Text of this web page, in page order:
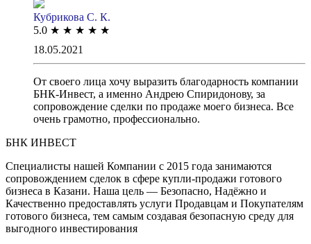
Кубрикова С. К.
5.0 ★ ★ ★ ★ ★
18.05.2021
От своего лица хочу выразить благодарность компании
БНК-Инвест, а именно Андрею Спиридонову, за
сопровождение сделки по продаже моего бизнеса. Все
очень грамотно, профессионально.
БНК ИНВЕСТ
Специалисты нашей Компании с 2015 года занимаются
сопровождением сделок в сфере купли-продажи готового
бизнеса в Казани. Наша цель — Безопасно, Надёжно и
Качественно предоставлять услуги Продавцам и Покупателям
готового бизнеса, тем самым создавая безопасную среду для
выгодного инвестирования